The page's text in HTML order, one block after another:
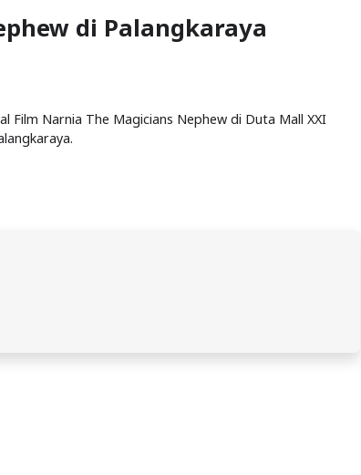
di Palangkaraya
Film Narnia The Magicians Nephew di Duta Mall XXI